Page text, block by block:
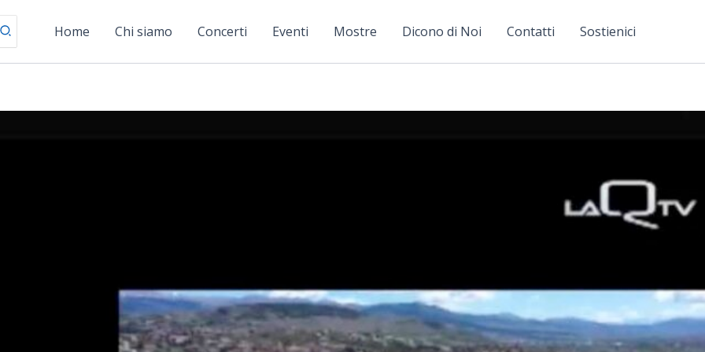
Home Chi siamo Concerti Eventi Mostre Dicono di Noi Contatti Sostienici